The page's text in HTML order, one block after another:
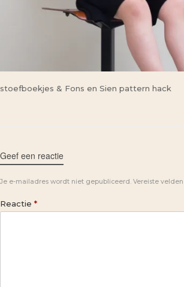
stoefboekjes & Fons en Sien pattern hack
Geef een reactie
Je e-mailadres wordt niet gepubliceerd. Vereiste
Reactie *